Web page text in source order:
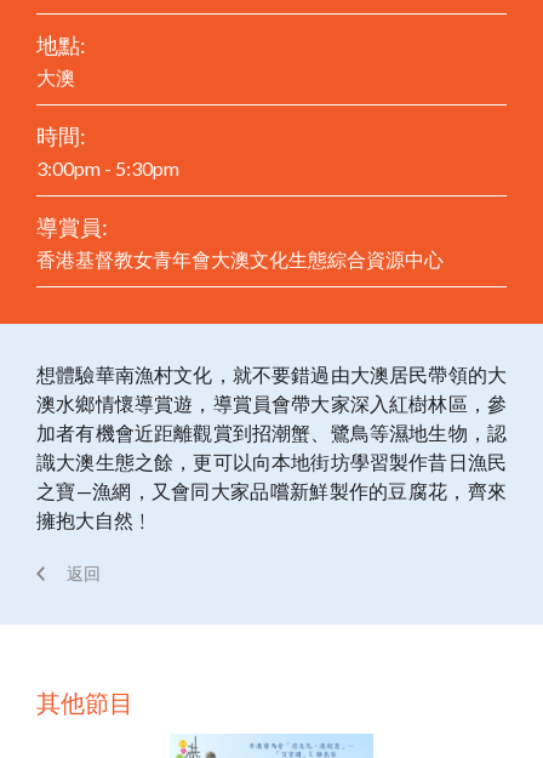
地點:
大澳
時間:
3:00pm - 5:30pm
導賞員:
香港基督教女青年會大澳文化生態綜合資源中心
想體驗華南漁村文化，就不要錯過由大澳居民帶領的大
澳水鄉情懷導賞遊，導賞員會帶大家深入紅樹林區，參
加者有機會近距離觀賞到招潮蟹、鷺鳥等濕地生物，認
識大澳生態之餘，更可以向本地街坊學習製作昔日漁民
之寶—漁網，又會同大家品嚐新鮮製作的豆腐花，齊來
擁抱大自然﹗
返回
其他節目